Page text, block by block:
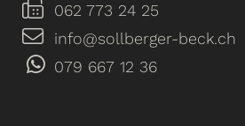
062 773 24 25
info@sollberger-beck.ch
079 667 12 36